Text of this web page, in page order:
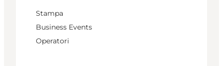
Stampa
Business Events
Operatori